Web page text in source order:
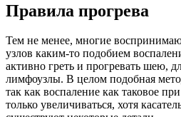
Правила прогрева
Тем не менее, многие
узлов каким-то подобием
активно греть и прогревать шею,
лимфоузлы. В целом подобная
так как воспаление как таковое
только увеличиваться, хотя